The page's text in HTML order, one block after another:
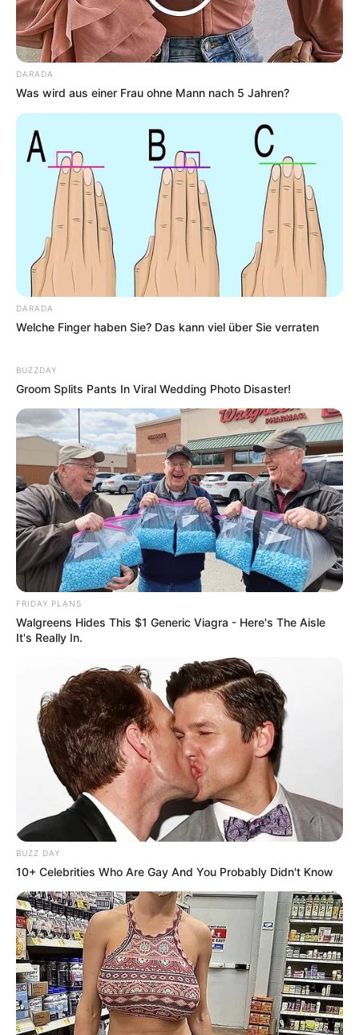
DARADA
Was wird aus einer Frau ohne Mann nach 5 Jahren?
DARADA
Welche Finger haben Sie? Das kann viel über Sie verraten
BUZZDAY
Groom Splits Pants In Viral Wedding Photo Disaster!
FRIDAY PLANS
Walgreens Hides This $1 Generic Viagra - Here's The Aisle
It's Really In.
BUZZ DAY
10+ Celebrities Who Are Gay And You Probably Didn't Know